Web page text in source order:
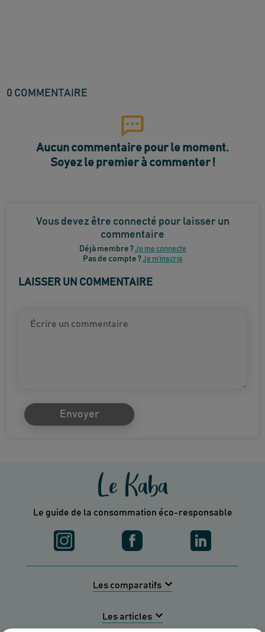
0 COMMENTAIRE
Aucun commentaire pour le moment.
Soyez le premier à commenter !
Vous devez être connecté pour laisser un
commentaire
Déjà membre ?Je me connecte
Pas de compte ?Je m’inscris
LAISSER UN COMMENTAIRE
Envoyer
Le Kaba
Le guide de la consommation éco-responsable
Les comparatifs
Les articles